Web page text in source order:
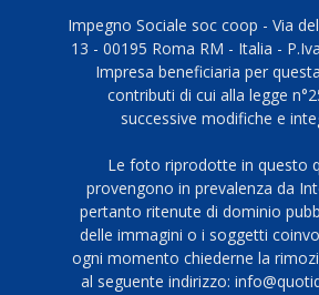
Impegno Sociale soc coop - Via
13 - 00195 Roma RM - Italia -
Impresa beneficiaria per
contributi di cui alla legge
successive modifiche e
Le foto riprodotte in questo
provengono in prevalenza da
pertanto ritenute di dominio
delle immagini o i soggetti
ogni momento chiederne la
al seguente indirizzo: